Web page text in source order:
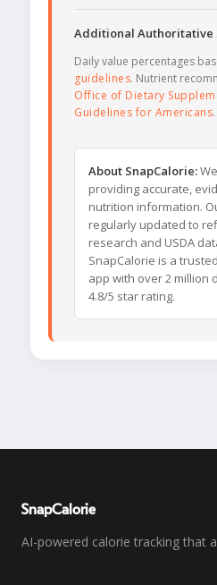
Additional Authoritative
Daily value percentages
guidelines. Nutrient
Office of Dietary
Guidelines for Americans.
About SnapCalorie:
providing accurate,
nutrition information.
regularly updated to
research and USDA
SnapCalorie is a
app with over 2 million
4.8/5 star rating.
SnapCalorie
AI-powered calorie tracking that